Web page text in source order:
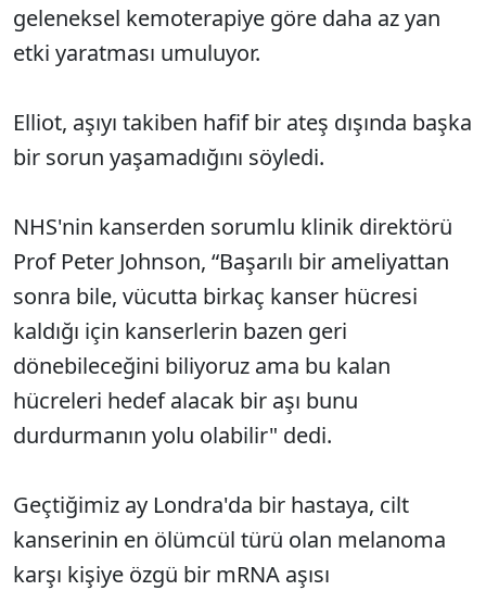
geleneksel kemoterapiye göre daha az yan
etki yaratması umuluyor.
Elliot, aşıyı takiben hafif bir ateş dışında başka
bir sorun yaşamadığını söyledi.
NHS'nin kanserden sorumlu klinik direktörü
Prof Peter Johnson, “Başarılı bir ameliyattan
sonra bile, vücutta birkaç kanser hücresi
kaldığı için kanserlerin bazen geri
dönebileceğini biliyoruz ama bu kalan
hücreleri hedef alacak bir aşı bunu
durdurmanın yolu olabilir" dedi.
Geçtiğimiz ay Londra'da bir hastaya, cilt
kanserinin en ölümcül türü olan melanoma
karşı kişiye özgü bir mRNA aşısı